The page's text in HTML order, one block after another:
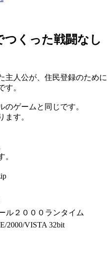
つくった戦闘なし
人公が、住民登録のために
す。
ゲームと同じです。
ます。
。
ル２０００ランタイム
2000/VISTA 32bit